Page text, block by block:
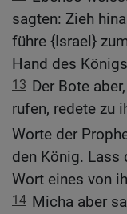
sagten: Zieh
führe {Israel}
Hand des
13 Der Bote
rufen, redete zu
Worte der
den König. Lass
Wort eines von
14 Micha aber